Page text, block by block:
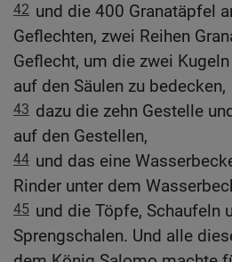
42 und die 400 Granatäpfel
Geflechten, zwei Reihen
Geflecht, um die zwei
auf den Säulen zu bedecken,
43 dazu die zehn Gestelle
auf den Gestellen,
44 und das eine
Rinder unter dem
45 und die Töpfe, Schaufeln
Sprengschalen. Und alle